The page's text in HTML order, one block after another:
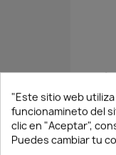
BRIDA
"Este sitio web
funcionamineto del
clic en "Aceptar",
Puedes cambiar tu